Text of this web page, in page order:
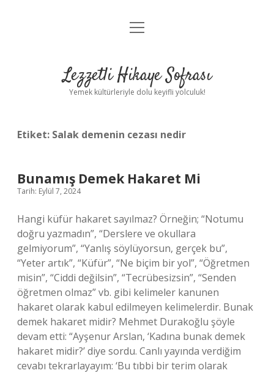
Anasayfa
Yasal Uyarı
menüyü
Lezzetli Hikaye Sofrası
Yemek kültürleriyle dolu keyifli yolculuk!
Etiket: Salak demenin cezası nedir
Bunamış Demek Hakaret Mi
Tarih: Eylül 7, 2024
Hangi küfür hakaret sayılmaz? Örneğin; “Notumu
doğru yazmadın”, “Derslere ve okullara
gelmiyorum”, “Yanlış söylüyorsun, gerçek bu”,
“Yeter artık”, “Küfür”, “Ne biçim bir yol”, “Öğretmen
misin”, “Ciddi değilsin”, “Tecrübesizsin”, “Senden
öğretmen olmaz” vb. gibi kelimeler kanunen
hakaret olarak kabul edilmeyen kelimelerdir. Bunak
demek hakaret midir? Mehmet Durakoğlu şöyle
devam etti: “Ayşenur Arslan, ‘Kadına bunak demek
hakaret midir?’ diye sordu. Canlı yayında verdiğim
cevabı tekrarlayayım: ‘Bu tıbbi bir terim olarak